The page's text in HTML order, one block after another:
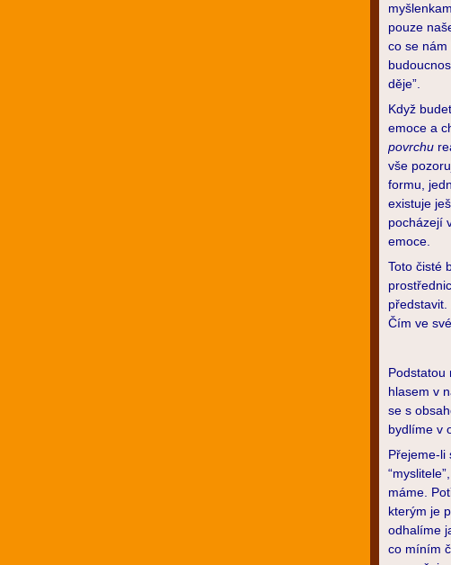
pouze
co se nám
děje”.
Když
emoce a
povrchu
vše
formu,
existuje
pocházejí
emoce.
Toto čisté
představit.
Čím ve
Podstatou
hlasem v
se s
bydlíme v
Přejeme-li
máme.
kterým je
odhalíme
co míním